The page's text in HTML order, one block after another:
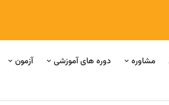
مشاوره دوره های آموزشی آزمون